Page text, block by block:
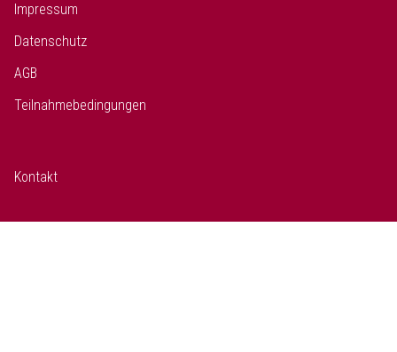
Impressum
Datenschutz
AGB
Teilnahmebedingungen
Kontakt